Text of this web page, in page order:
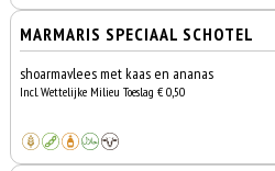
MARMARIS SPECIAAL SCHOTEL
shoarmavlees met kaas en ananas
Incl. Wettelijke Milieu Toeslag € 0,50